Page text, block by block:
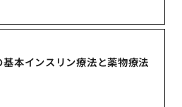
本インスリン療法と薬物療法